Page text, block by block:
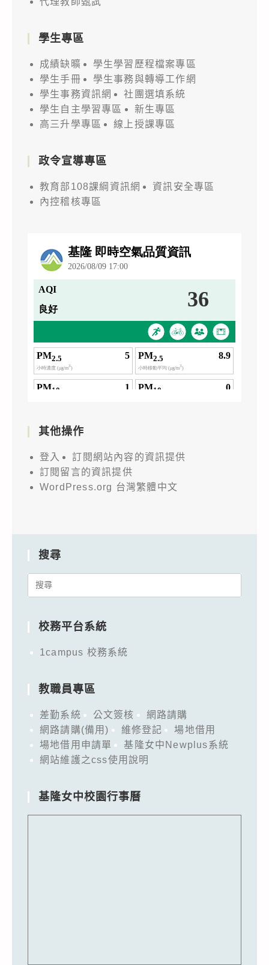
學生專區
成績缺曠
學生學習歷程檔案專區
學生手冊
學生事務與轉導工作網
學生事務資訊網
社團選填系統
學生自主學習專區
新生專區
高三升學專區
線上授課專區
政令宣導專區
教育部108課綱資訊網
資訊安全專區
內控稽核專區
其他操作
登入
訂閱網站內容的資訊提供
訂閱留言的資訊提供
WordPress.org 台灣繁體中文
搜尋
Search
校務平台系統
1campus 校務系統
教職員專區
差勤系統 公文簽核
網路請購
網路請購(備用)
維修登記
場地借用
場地借用申請單
基隆女中Newplus系統
網站維護之css使用說明
基隆女中校園行事曆